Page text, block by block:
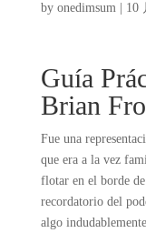
by onedimsum| 10
Guía
Brian
Fue una
que era a la vez
flotar en el borde
recordatorio del
algo